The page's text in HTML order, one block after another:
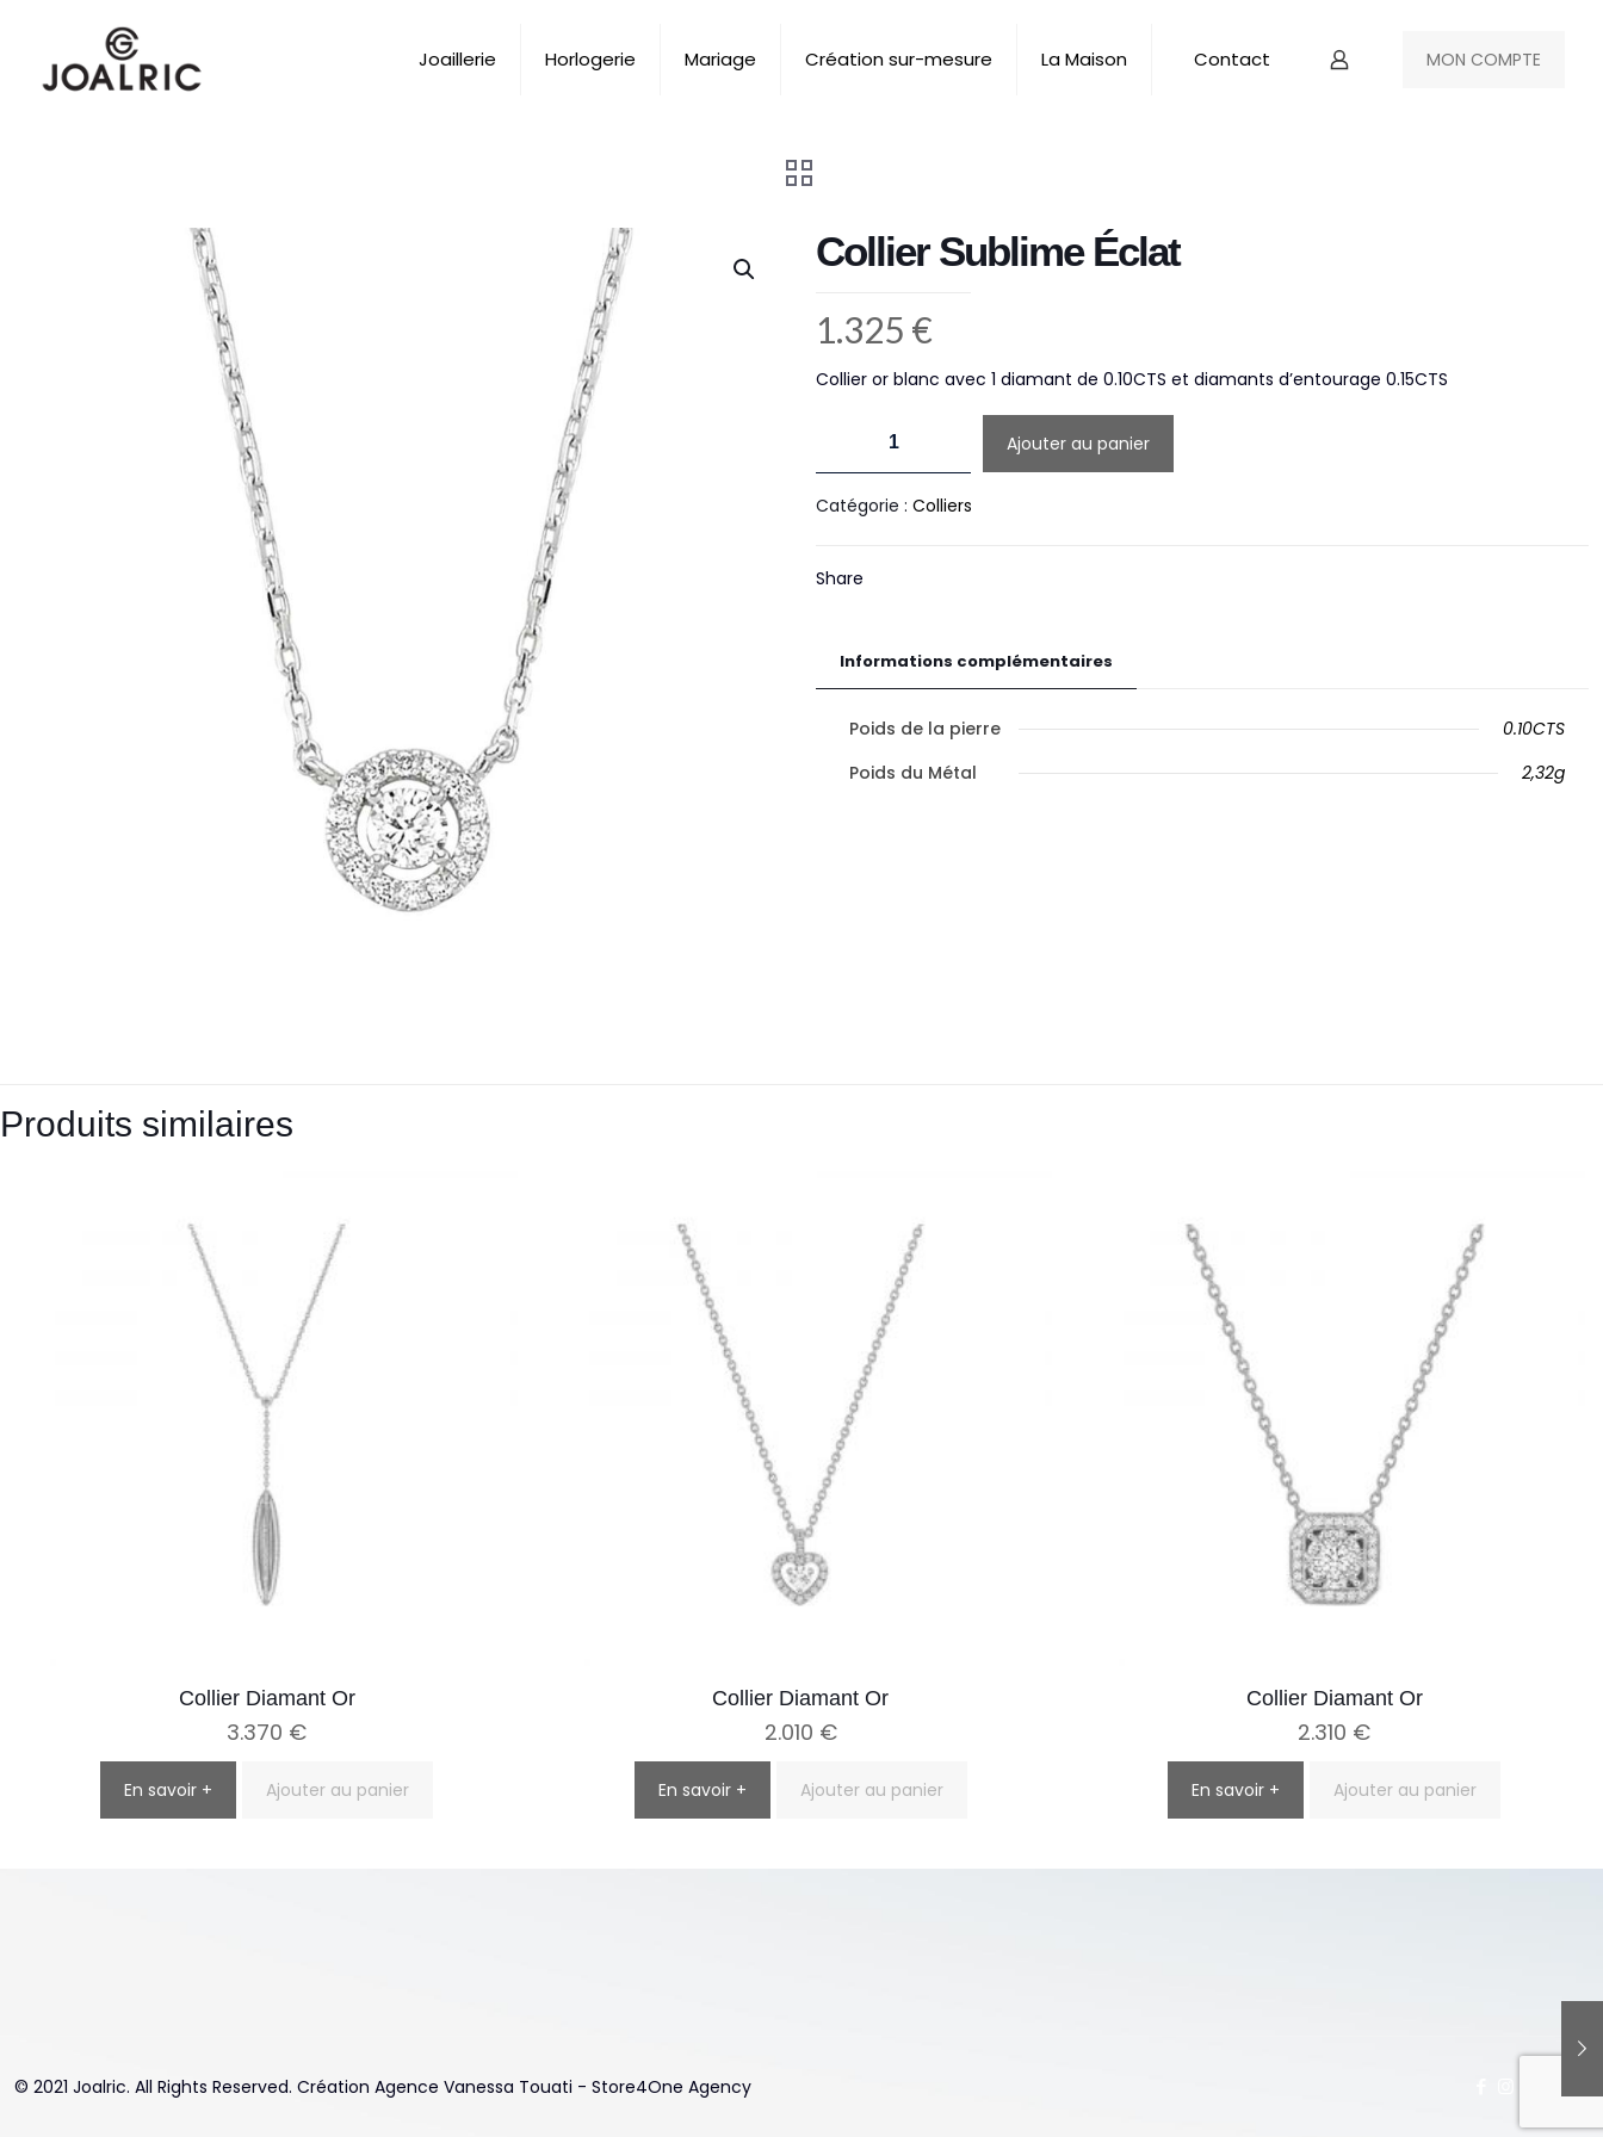
Joaillerie Horlogerie Mariage Création sur-mesure La Maison Contact MON COMPTE
Collier Sublime Éclat
1.325 €
Collier or blanc avec 1 diamant de 0.10CTS et diamants d’entourage 0.15CTS
Sublime
Ajouter au panier
Catégorie : Colliers
Share
Informations complémentaires
Poids de la pierre
0.10CTS
Poids du Métal
2,32g
Produits similaires
Collier Diamant Or
3.370 €
En savoir + Ajouter au panier
Collier Diamant Or
2.010 €
En savoir + Ajouter au panier
Collier Diamant Or
2.310 €
En savoir + Ajouter au panier
© 2021 Joalric. All Rights Reserved. Création Agence Vanessa Touati - Store4One Agency